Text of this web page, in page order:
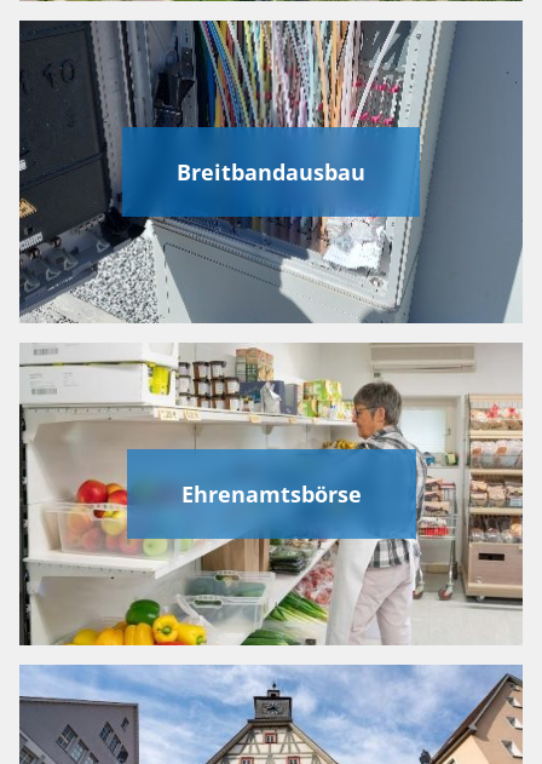
Breitbandausbau
Ehrenamtsbörse